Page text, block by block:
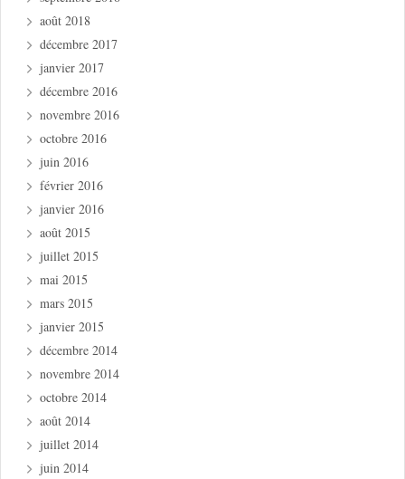
août 2018
décembre 2017
janvier 2017
décembre 2016
novembre 2016
octobre 2016
juin 2016
février 2016
janvier 2016
août 2015
juillet 2015
mai 2015
mars 2015
janvier 2015
décembre 2014
novembre 2014
octobre 2014
août 2014
juillet 2014
juin 2014